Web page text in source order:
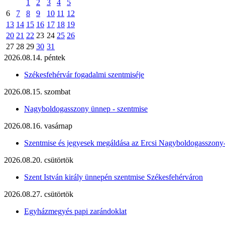
1
2 3 4
5
6
7 8 9 10 11 12
13 14 15 16 17 18 19
20 21 22 23 24 25 26
27 28 29 30 31
2026.08.14. péntek
Székesfehérvár fogadalmi szentmiséje
2026.08.15. szombat
Nagyboldogasszony ünnep - szentmise
2026.08.16. vasárnap
Szentmise és jegyesek megáldása az Ercsi
2026.08.20. csütörtök
Szent István király ünnepén szentmise Székesfehérváron
2026.08.27. csütörtök
Egyházmegyés papi zarándoklat